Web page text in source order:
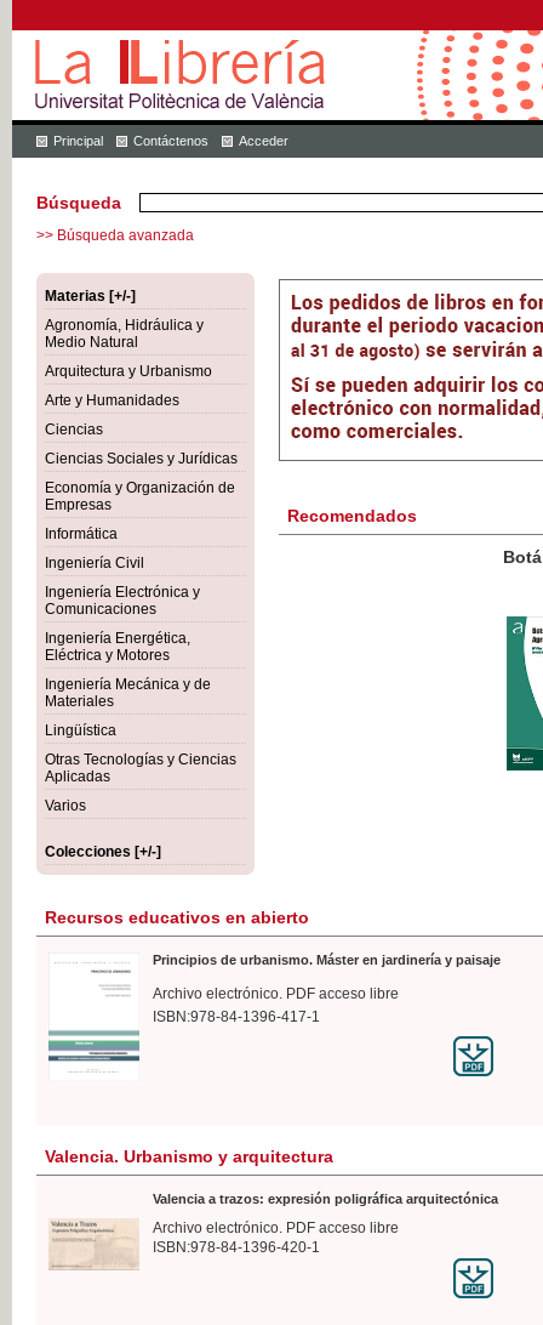
Principal Contáctenos Acceder
Búsqueda
>> Búsqueda avanzada
Materias [+/-]
Agronomía, Hidráulica y
Medio Natural
Arquitectura y Urbanismo
Arte y Humanidades
Ciencias
Ciencias Sociales y Jurídicas
Economía y Organización de
Empresas
Informática
Ingeniería Civil
Ingeniería Electrónica y
Comunicaciones
Ingeniería Energética,
Eléctrica y Motores
Ingeniería Mecánica y de
Materiales
Lingüística
Otras Tecnologías y Ciencias
Aplicadas
Varios
Colecciones [+/-]
Recomendados
IVA
Recursos educativos en abierto
Principios de urbanismo. Máster en jardinería y paisaje
Archivo electrónico. PDF acceso libre
ISBN:978-84-1396-417-1
Valencia. Urbanismo y arquitectura
Valencia a trazos: expresión poligráfica arquitectónica
Archivo electrónico. PDF acceso libre
ISBN:978-84-1396-420-1